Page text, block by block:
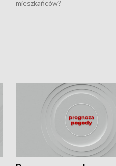
mieszkańców?